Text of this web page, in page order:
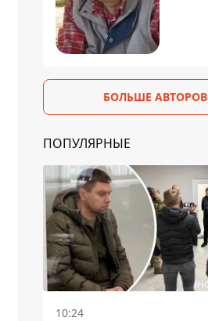
БОЛЬШЕ АВТОРОВ
ПОПУЛЯРНЫЕ
10:24